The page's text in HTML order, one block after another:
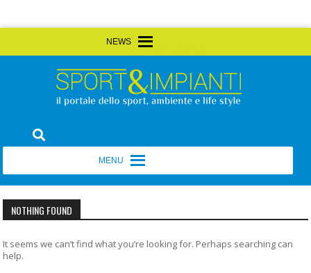
to
Sport&Impianti
NOTHING FOUND
It seems we can’t find what you’re looking for. Perhaps searching can
help.